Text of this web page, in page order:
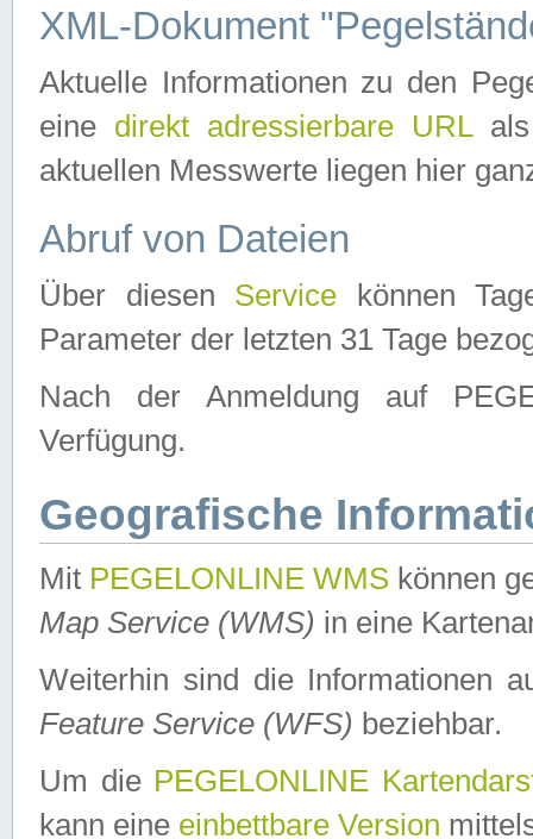
XML-Dokument
Aktuelle Informationen zu den
eine direkt adressierbare URLals
aktuellen Messwerte liegen hier
Abruf von Dateien
Über diesen Service können
Parameter der letzten 31 Tage
Nach der Anmeldung auf
Verfügung.
Geografische
Mit PEGELONLINE WMS können
Map Service (WMS) in eine
Weiterhin sind die Informationen
Feature Service (WFS) beziehbar.
Um die PEGELONLINE
kann eine einbettbare Version